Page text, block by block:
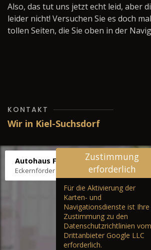
Also, das tut uns jetzt echt leid, aber
leider nicht! Versuchen Sie es doch
tollen Seiten, die Sie oben in der
KONTAKT
Wir in Kiel-Suchsdorf
Autohaus Fräter
Eckernförder Str. /Klausbrooker Weg 1,
Zustimmung
erforderlich
Für die Aktivierung der
Karten- und
Navigationsdienste ist Ihre
Zustimmung zu den
Datenschutzrichtlinien vom
Drittanbieter Google LLC
erforderlich.